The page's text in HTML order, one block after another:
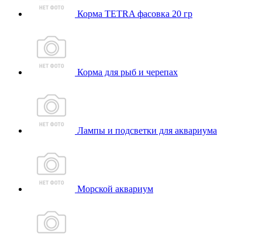
Корма TETRA фасовка 20 гр
Корма для рыб и черепах
Лампы и подсветки для аквариума
Морской аквариум